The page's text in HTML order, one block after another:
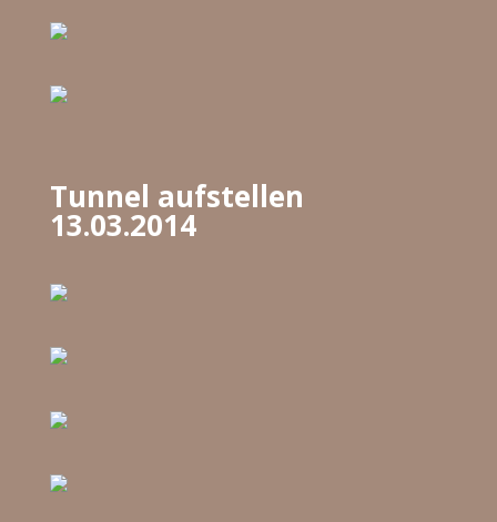
Tunnel aufstellen
13.03.2014